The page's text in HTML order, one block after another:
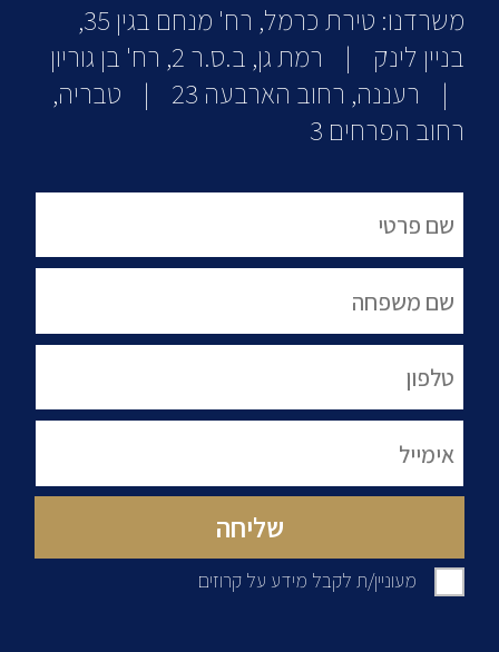
משרדנו: טירת כרמל, רח' מנחם בגין 35,
בניין לינק | רמת גן, ב.ס.ר 2, רח' בן גוריון
| רעננה, רחוב הארבעה 23 | טבריה,
רחוב הפרחים 3
מעוניין/ת לקבל מידע על קרוזים